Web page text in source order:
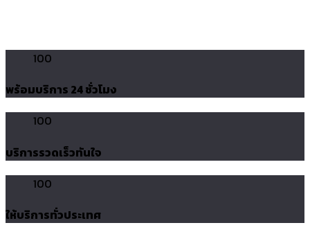
100
พร้อมบริการ 24 ชั่วโมง
100
บริการรวดเร็วทันใจ
100
ให้บริการทั่วประเทศ